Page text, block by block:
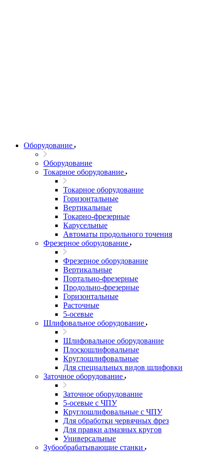
Оборудование
Оборудование
Токарное оборудование
Токарное оборудование
Горизонтальные
Вертикальные
Токарно-фрезерные
Карусельные
Автоматы продольного точения
Фрезерное оборудование
Фрезерное оборудование
Вертикальные
Портально-фрезерные
Продольно-фрезерные
Горизонтальные
Расточные
5-осевые
Шлифовальное оборудование
Шлифовальное оборудование
Плоскошлифовальные
Круглошлифовальные
Для специальных видов шлифовки
Заточное оборудование
Заточное оборудование
5-осевые с ЧПУ
Круглошлифовальные с ЧПУ
Для обработки червячных фрез
Для правки алмазных кругов
Универсальные
Зубообрабатывающие станки